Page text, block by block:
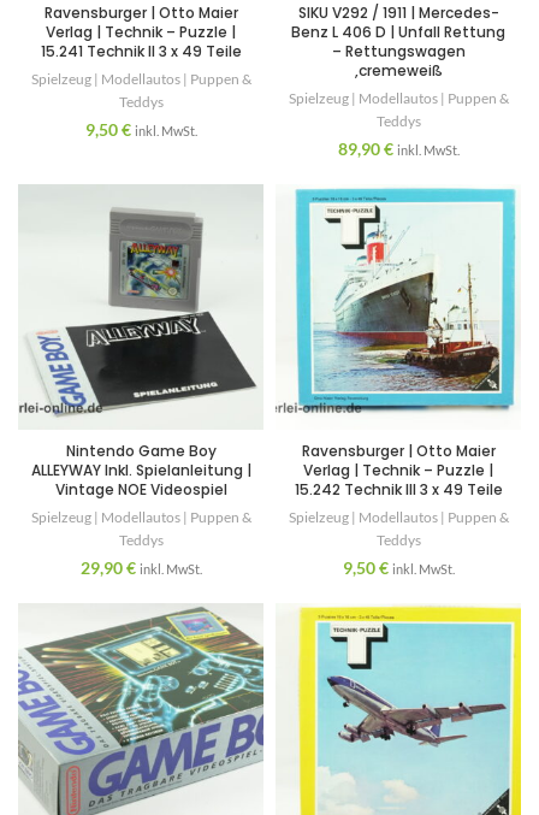
Ravensburger | Otto Maier
Verlag | Technik – Puzzle |
15.241 Technik II 3 x 49 Teile
Spielzeug | Modellautos | Puppen &
Teddys
9,50€ inkl. MwSt.
SIKU V292 / 1911 | Mercedes-
Benz L 406 D | Unfall Rettung
– Rettungswagen
,cremeweiß
Spielzeug | Modellautos | Puppen &
Teddys
89,90€ inkl. MwSt.
Nintendo Game Boy
ALLEYWAY Inkl. Spielanleitung |
Vintage NOE Videospiel
Spielzeug | Modellautos | Puppen &
Teddys
29,90€ inkl. MwSt.
Ravensburger | Otto Maier
Verlag | Technik – Puzzle |
15.242 Technik III 3 x 49 Teile
Spielzeug | Modellautos | Puppen &
Teddys
9,50€ inkl. MwSt.